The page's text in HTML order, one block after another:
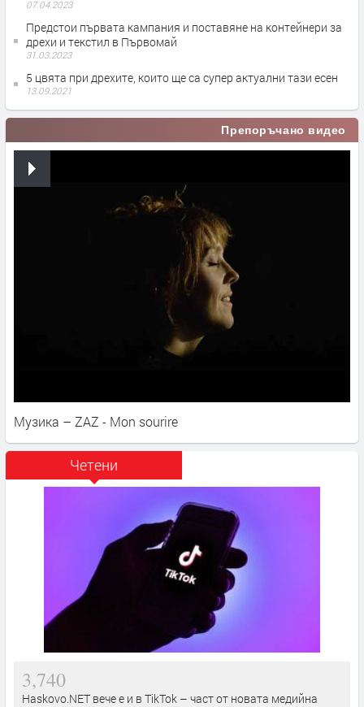
07.04.2023
Предстои първата кампания и поставяне на контейнери за
дрехи и текстил в Първомай
31.03.2023
5 цвята при дрехите, които ще са супер актуални тази есен
13.09.2021
Препоръчано видео
Музика – ZAZ - Mon sourire
Четени
3,740
Haskovo.NET вече е и в TikTok – част от новата медийна